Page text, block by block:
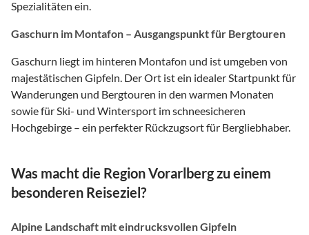
Spezialitäten ein.
Gaschurn im Montafon – Ausgangspunkt für Bergtouren
Gaschurn liegt im hinteren Montafon und ist umgeben von
majestätischen Gipfeln. Der Ort ist ein idealer Startpunkt für
Wanderungen und Bergtouren in den warmen Monaten
sowie für Ski- und Wintersport im schneesicheren
Hochgebirge – ein perfekter Rückzugsort für Bergliebhaber.
Was macht die Region Vorarlberg zu einem
besonderen Reiseziel?
Alpine Landschaft mit eindrucksvollen Gipfeln